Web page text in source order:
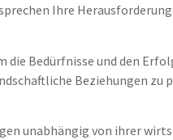
Ihre
Bedürfnisse und den
Beziehungen
unabhängig von ihrer